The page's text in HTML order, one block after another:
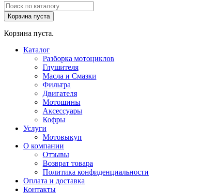
Поиск
товаров
Корзина пуста
Корзина пуста.
Каталог
Разборка мотоциклов
Глушителя
Масла и Смазки
Фильтра
Двигателя
Мотошины
Аксессуары
Кофры
Услуги
Мотовыкуп
О компании
Отзывы
Возврат товара
Политика конфиденциальности
Оплата и доставка
Контакты